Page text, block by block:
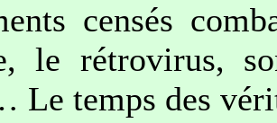
censés
le rétrovirus,
Le temps des